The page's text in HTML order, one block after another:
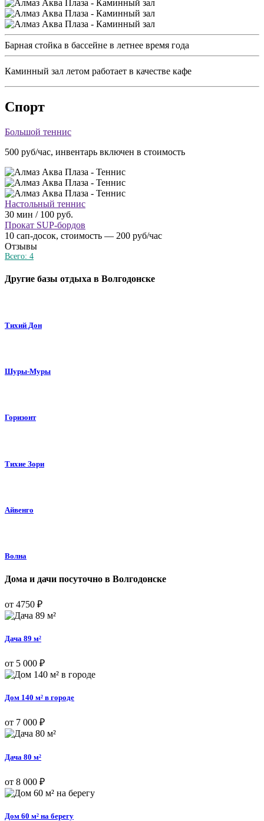
Барная стойка в бассейне в летнее время года
Каминный зал летом работает в качестве кафе
Спорт
Большой теннис
500 руб/час, инвентарь включен в стоимость
Настольный теннис
30 мин / 100 руб.
Прокат SUP-бордов
10 сап-досок, стоимость — 200 руб/час
Отзывы
Всего: 4
Другие базы отдыха в Волгодонске
Тихий Дон
Шуры-Муры
Горизонт
Тихие Зори
Айвенго
Волна
Дома и дачи посуточно в Волгодонске
от 4750 ₽
Дача 89 м²
от 5 000 ₽
Дом 140 м² в городе
от 7 000 ₽
Дача 80 м²
от 8 000 ₽
Дом 60 м² на берегу